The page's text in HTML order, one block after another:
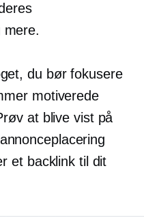
mere.
du bør fokusere
motiverede
at blive vist på
et backlink til dit